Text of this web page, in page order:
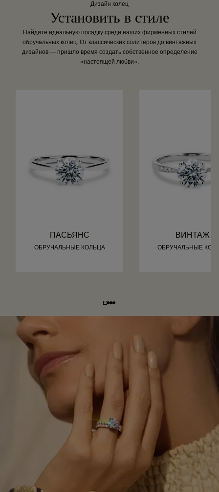
Дизайн колец
Установить в стиле
Найдите идеальную посадку среди наших фирменных стилей
обручальных колец. От классических солитеров до винтажных
дизайнов — пришло время создать собственное определение
«настоящей любви».
ПАСЬЯНС
ОБРУЧАЛЬНЫЕ КОЛЬЦА
ВИНТАЖ
ОБРУЧАЛЬНЫЕ